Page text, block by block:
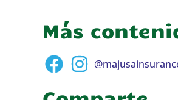
Más